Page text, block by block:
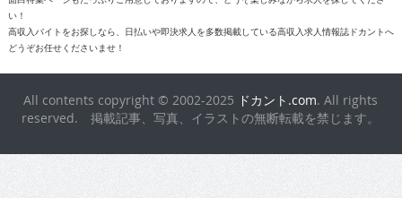
い！
高収入バイトをお探しなら、日払いや即決求人を多数掲載している高収入求人情報誌ドカントへ
どうぞお任せくださいませ！
All contents copyright © 2002-2025 ドカント.com. All rights
reserved. 掲載記事、写真、イラストの無断転載を禁じます。